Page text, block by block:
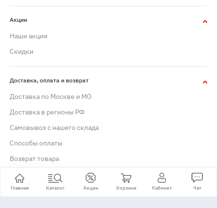
Главная Каталог Акции Корзина Кабинет Чат
Акции
Наши акции
Скидки
Доставка, оплата и возврат
Доставка по Москве и МО
Доставка в регионы РФ
Самовывоз с нашего склада
Способы оплаты
Возврат товара
Гарантия и сервис